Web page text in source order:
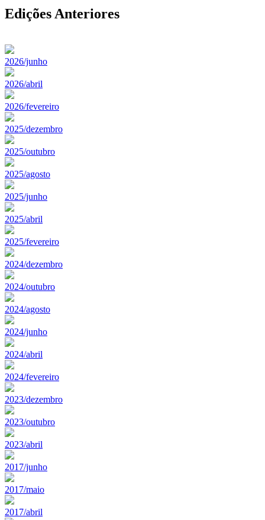
Edições Anteriores
2026/junho
2026/abril
2026/fevereiro
2025/dezembro
2025/outubro
2025/agosto
2025/junho
2025/abril
2025/fevereiro
2024/dezembro
2024/outubro
2024/agosto
2024/junho
2024/abril
2024/fevereiro
2023/dezembro
2023/outubro
2023/abril
2017/junho
2017/maio
2017/abril